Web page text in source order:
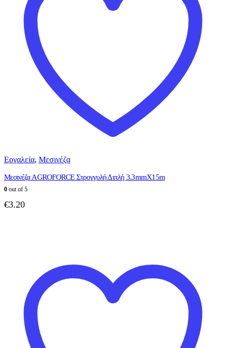
Εργαλεία, Μεσινέζα
Μεσινέζα AGROFORCE Στρογγυλή Διπλή 3.3mmX15m
0 out of 5
€3.20